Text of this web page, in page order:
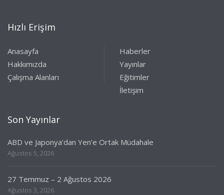
Hızlı Erişim
Anasayfa
Hakkımızda
Çalışma Alanları
Haberler
Yayınlar
Eğitimler
İletişim
Son Yayınlar
ABD ve Japonya’dan Yen’e Ortak Müdahale
Ağustos 5, 2026
27 Temmuz – 2 Ağustos 2026
Ağustos 3, 2026